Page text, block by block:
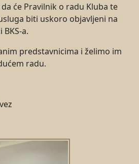
će Pravilnik o radu Kluba te
biti uskoro objavljeni na
a.
predstavnicima i želimo im
radu.